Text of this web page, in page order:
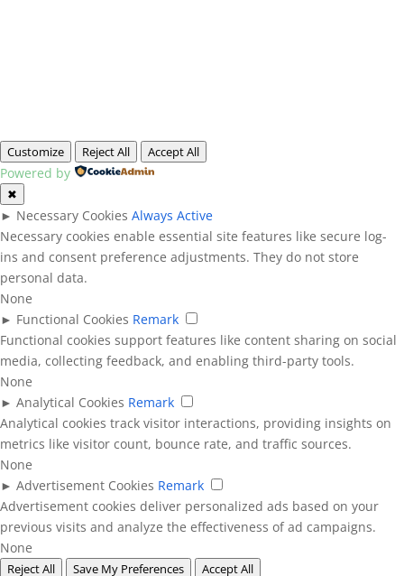
Customize Reject All Accept All
Powered by
✖
► Necessary Cookies Always Active
Necessary cookies enable essential site features like secure log-
ins and consent preference adjustments. They do not store
personal data.
None
► Functional Cookies Remark
Functional cookies support features like content sharing on social
media, collecting feedback, and enabling third-party tools.
None
► Analytical Cookies Remark
Analytical cookies track visitor interactions, providing insights on
metrics like visitor count, bounce rate, and traffic sources.
None
► Advertisement Cookies Remark
Advertisement cookies deliver personalized ads based on your
previous visits and analyze the effectiveness of ad campaigns.
None
Reject All Save My Preferences Accept All